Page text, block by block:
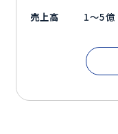
売上高 1～5億